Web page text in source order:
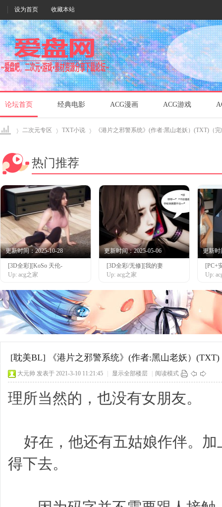
设为首页 收藏本站
论坛首页 经典电影 ACG漫画 ACG游戏
爱盘›
二次元专区
›
TXT小说
›
《港片之邪警系统》(作者:黑山老妖）(TXT)（
热门推荐
更新时间：2025-10-28
[3D全彩][KoSo 天伦-
Up: acg之家
更新时间：2025-05-06
[3D全彩/无修][我的妻
Up: acg之家
更新时
[PC+
Up:
[耽美BL] 《港片之邪警系统》(作者:黑山老妖）
大元帅 发表于 2021-3-10 11:21:45 显示全部楼层 阅读模式
理所当然的，也没有女朋友。
好在，他还有五姑娘作伴。加
得下去。